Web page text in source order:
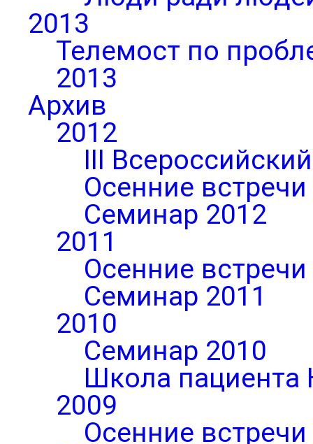
2013
Телемост по
2013
Архив
2012
III
Осенние
Семинар 2012
2011
Осенние
Семинар 2011
2010
Семинар 2010
Школа пациента
2009
Осенние